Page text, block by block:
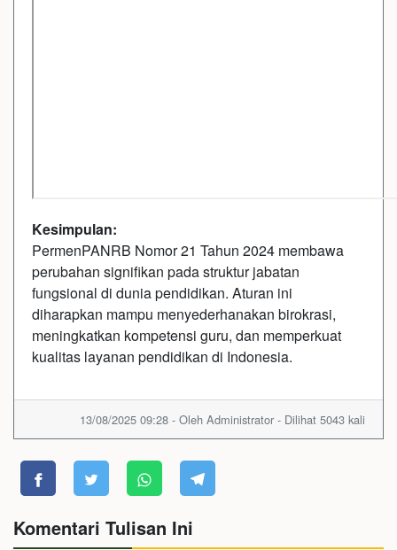
Kesimpulan:
PermenPANRB Nomor 21 Tahun 2024 membawa
perubahan signifikan pada struktur jabatan
fungsional di dunia pendidikan. Aturan ini
diharapkan mampu menyederhanakan birokrasi,
meningkatkan kompetensi guru, dan memperkuat
kualitas layanan pendidikan di Indonesia.
13/08/2025 09:28 - Oleh Administrator - Dilihat 5043 kali
Komentari Tulisan Ini